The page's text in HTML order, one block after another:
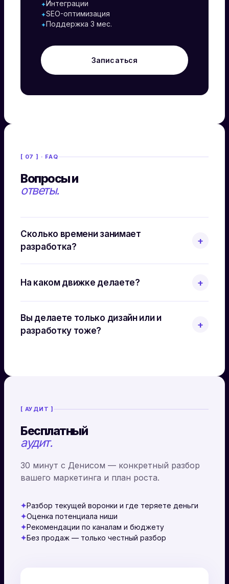
✦Интеграции
✦SEO-оптимизация
✦Поддержка 3 мес.
Записаться
[ 07 ] · FAQ
Вопросы и
ответы.
Сколько времени занимает
разработка?
+
На каком движке делаете? +
Вы делаете только дизайн или и
разработку тоже?
+
[ АУДИТ ]
Бесплатный
аудит.
30 минут с Денисом — конкретный разбор
вашего маркетинга и план роста.
✦Разбор текущей воронки и где теряете деньги
✦Оценка потенциала ниши
✦Рекомендации по каналам и бюджету
✦Без продаж — только честный разбор